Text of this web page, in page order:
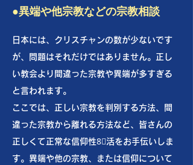
●異端や他宗教などの宗教相談
日本には、クリスチャンの数が少ないです
が、問題はそれだけではありません。正し
い教会より間違った宗教や異端が多すぎる
と言われます。
ここでは、正しい宗教を判別する方法、間
違った宗教から離れる方法など、皆さんの
正しくて正常な信仰性8⃣活をお手伝いしま
す。異端や他の宗教、または信仰について